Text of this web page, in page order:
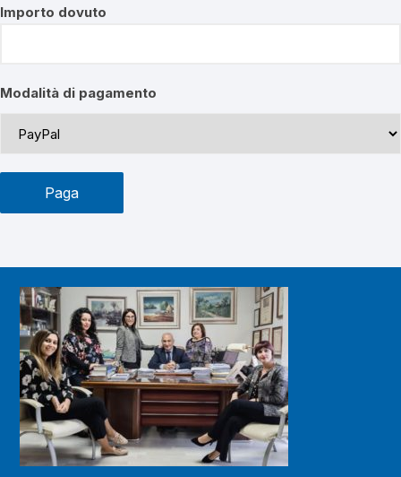
Importo dovuto
Modalità di pagamento